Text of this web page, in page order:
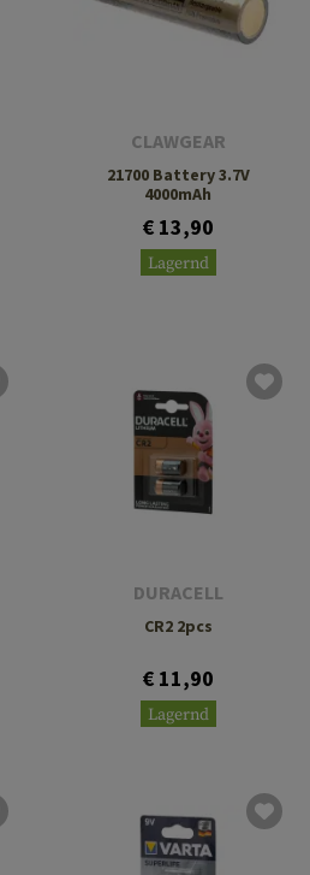
CLAWGEAR
21700 Battery 3.7V
4000mAh
€ 13,90
Lagernd
DURACELL
CR2 2pcs
€ 11,90
Lagernd